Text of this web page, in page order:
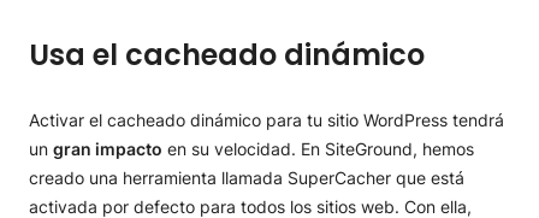
Actualización manual de WordPress
Cómo actualizar tu tema de WordPress
Panel admin de WordPress con SiteGround Central
Añadir temas y plugins de WordPress con
Optimización de la interfaz
Optimización de imágenes
Tutorial del plugin Security Optimizer
Seguridad de acceso
Registro de actividad
Seguridad WordPress
Protección de spam en WordPress
Administracción WordPress
Personalizar el escritorio
Plugins de WordPress
Usa el cacheado dinámico
Activar el cacheado dinámico para tu sitio WordPress tendrá
un gran impacto en su velocidad. En SiteGround, hemos
creado una herramienta llamada SuperCacher que está
activada por defecto para todos los sitios web. Con ella,